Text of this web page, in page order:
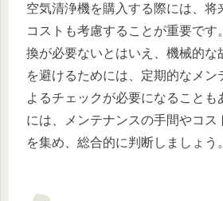
空気清浄機を購入する際には、将
コストも考慮することが重要です
換が必要ないとはいえ、機械的な
を避けるためには、定期的なメン
よるチェックが必要になることも
には、メンテナンスの手間やコス
を集め、総合的に判断しましょう。